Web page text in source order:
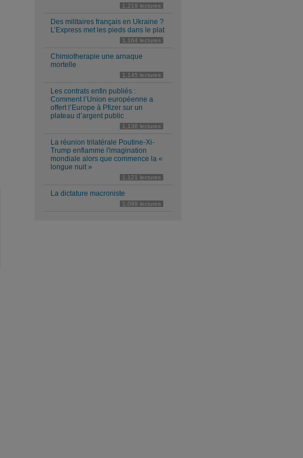
1,219 lectures
Des militaires français en Ukraine ?
L’Express met les pieds dans le plat
1,164 lectures
Chimiotherapie une arnaque
mortelle
1,145 lectures
Les contrats enfin publiés :
Comment l’Union européenne a
offert l’Europe à Pfizer sur un
plateau d’argent public
1,136 lectures
La réunion trilatérale Poutine-Xi-
Trump enflamme l'imagination
mondiale alors que commence la «
longue nuit »
1,121 lectures
La dictature macroniste
1,099 lectures